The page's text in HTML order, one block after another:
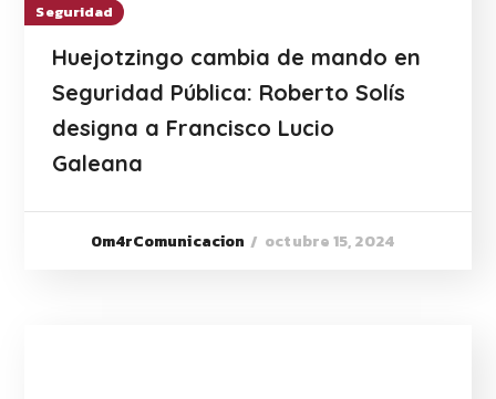
Seguridad
Huejotzingo cambia de mando en
Seguridad Pública: Roberto Solís
designa a Francisco Lucio
Galeana
0m4rComunicacion octubre 15, 2024